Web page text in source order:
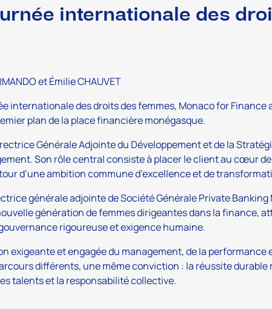
internationale des
et Émilie CHAUVET
internationale des droits des femmes, Monaco for Finance
plan de la place financière monégasque.
Générale Adjointe du Développement et de la
Son rôle central consiste à placer le client au cœur
d’une ambition commune d’excellence et de
générale adjointe de Société Générale Private Banking
génération de femmes dirigeantes dans la finance,
rigoureuse et exigence humaine.
exigeante et engagée du management, de la performance
différents, une même conviction : la réussite durable
talents et la responsabilité collective.